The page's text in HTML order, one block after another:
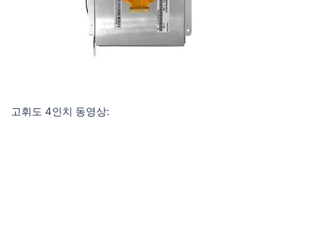
고휘도 4인치 동영상: